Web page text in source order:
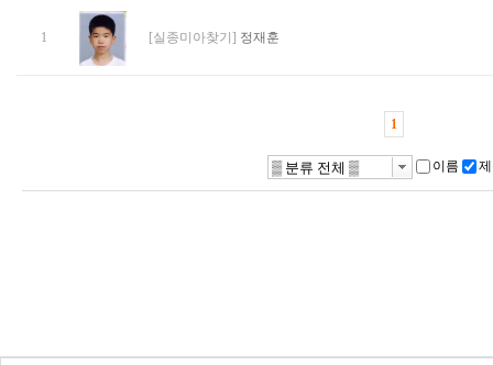
1 [실종미아찾기] 정재훈
1
이름